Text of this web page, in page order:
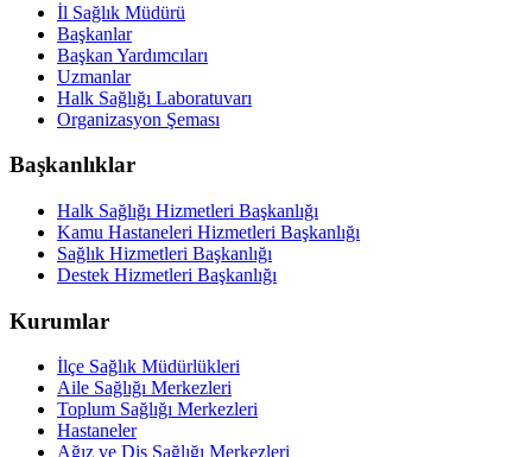
İl Sağlık Müdürü
Başkanlar
Başkan Yardımcıları
Uzmanlar
Halk Sağlığı Laboratuvarı
Organizasyon Şeması
Başkanlıklar
Halk Sağlığı Hizmetleri Başkanlığı
Kamu Hastaneleri Hizmetleri Başkanlığı
Sağlık Hizmetleri Başkanlığı
Destek Hizmetleri Başkanlığı
Kurumlar
İlçe Sağlık Müdürlükleri
Aile Sağlığı Merkezleri
Toplum Sağlığı Merkezleri
Hastaneler
Ağız ve Diş Sağlığı Merkezleri